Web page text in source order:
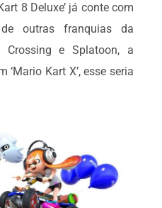
8 Deluxe’ já conte com
outras franquias da
Crossing e Splatoon, a
‘Mario Kart X’, esse seria